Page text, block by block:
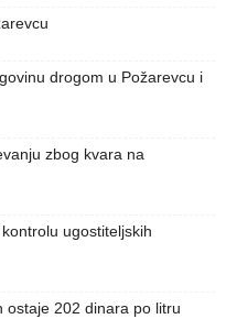
drogom u Požarevcu i
zbog kvara na
ugostiteljskih
ostaje 202 dinara po litru